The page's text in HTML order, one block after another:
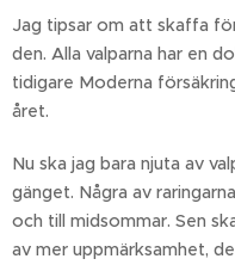
Jag tipsar om att skaffa
den. Alla valparna har en
tidigare Moderna
året.
Nu ska jag bara njuta av
gänget. Några av
och till midsommar. Sen
av mer uppmärksamhet,